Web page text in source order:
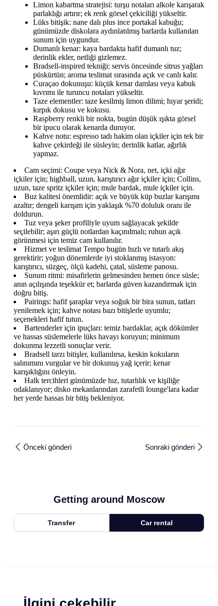
Limon kabartma stratejisi: turşu notaları alkole karışarak
parlaklığı artırır; ek renk görsel çekiciliği yükseltir.
Lüks bitişik: nane dalı plus ince portakal kabuğu;
günümüzde diskolara aydınlatılmış barlarda kullanılan
sunum için uygundur.
Dumanlı kenar: kaya bardakta hafif dumanlı tuz;
derinlik ekler, netliği gizlemez.
Bradsell-inspired tekniği: servis öncesinde sitrus yağları
püskürtün; aroma teslimat sırasında açık ve canlı kalır.
Curaçao dokunuşu: küçük kenar damlası veya kabuk
kıvrımı ile turuncu notaları yükseltir.
Taze elementler: taze kesilmiş limon dilimi; hıyar şeridi;
kırpık dokusu ve kokusu.
Raspberry renkli bir nokta, bugün düşük ışıkta görsel
bir ipucu olarak kenarda duruyor.
Kahve notu: espresso tadı hakim olan içkiler için tek bir
kahve çekirdeği ile süsleyin; derinlik katlar, ağırlık
yapmaz.
Cam seçimi: Coupe veya Nick & Nora, net, içki ağır
içkiler için; highball, uzun, karıştırıcı ağır içkiler için; Collins,
uzun, taze spritz içkiler için; mule bardak, mule içkiler için.
Buz kalitesi önemlidir: açık ve büyük küp buzlar karışımı
azaltır; dengeli karışım için yaklaşık %70 doluluk oranı ile
doldurun.
Tuz veya şeker profiliyle uyum sağlayacak şekilde
seçilebilir; aşırı güçlü notlardan kaçınılmalı; ruhun açık
görünmesi için temiz cam kullanılır.
Hizmet ve teslimat Tempo bugün hızlı ve tutarlı akış
gerektirir; yoğun dönemlerde iyi stoklanmış istasyon:
karıştırıcı, süzgeç, ölçü kadehi, çatal, süsleme panosu.
Sunum ritmi: misafirlerin gelmesinden hemen önce süsle;
anın açılışında teşekkür et; barlarda güven kazandırmak için
doğru bitiş.
Pairings: hafif şaraplar veya soğuk bir bira sunun, tatları
yenilemek için; kahve notası bazı bitişlerle uyumlu;
seçenekleri hafif tutun.
Bartenderler için ipuçları: temiz bardaklar, açık dökümler
ve hassas süslemelerle lüks havayı koruyun; minimum
dokunma lezzetli sonuçlar verir.
Bradsell tarzı bitişler, kullanılırsa, keskin kokuların
salınımını vurgular ve bir dokunuş yağ içerir; kenar
karışıklığını önleyin.
Halk tercihleri günümüzde hız, tutarlılık ve kişiliğe
odaklanıyor; disko mekanlarından zarafetli lounge'lara kadar
her yerde hassas bir bitiş bekleniyor.
Önceki gönderi Sonraki gönderi
Getting around Moscow
Transfer Car rental